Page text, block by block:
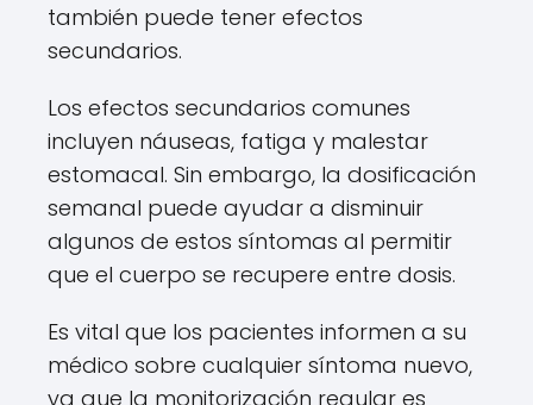
también puede tener efectos
secundarios.
Los efectos secundarios comunes
incluyen náuseas, fatiga y malestar
estomacal. Sin embargo, la dosificación
semanal puede ayudar a disminuir
algunos de estos síntomas al permitir
que el cuerpo se recupere entre dosis.
Es vital que los pacientes informen a su
médico sobre cualquier síntoma nuevo,
ya que la monitorización regular es